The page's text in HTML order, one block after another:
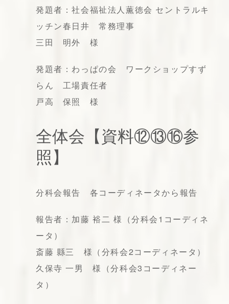
発題者：社会福祉法人薫徳会 セントラルキ
ッチン春日井 常務理事
三田 明外 様
発題者：わっぱの会 ワークショップすず
らん 工場責任者
戸高 保照 様
全体会【資料⑫⑬⑯参
照】
分科会報告 各コーディネータから報告
報告者：加藤 裕二 様（分科会1コーディネ
ータ）
斎藤 縣三 様（分科会2コーディネータ）
久保寺 一男 様（分科会3コーディネー
タ）